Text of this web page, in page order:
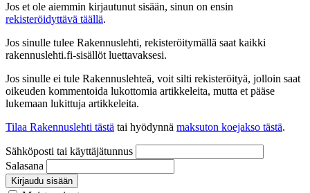
Jos et ole aiemmin kirjautunut sisään, sinun on ensin
rekisteröidyttävä täällä.
Jos sinulle tulee Rakennuslehti, rekisteröitymällä saat kaikki
rakennuslehti.fi-sisällöt luettavaksesi.
Jos sinulle ei tule Rakennuslehteä, voit silti rekisteröityä, jolloin saat
oikeuden kommentoida lukottomia artikkeleita, mutta et pääse
lukemaan lukittuja artikkeleita.
Tilaa Rakennuslehti tästä tai hyödynnä maksuton koejakso tästä.
Sähköposti tai käyttäjätunnus
Salasana
Kirjaudu sisään